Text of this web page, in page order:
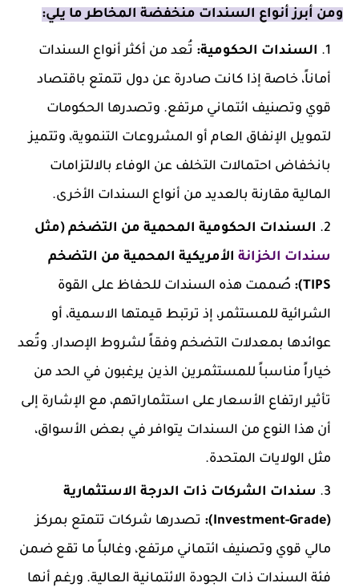
ومن أبرز أنواع السندات منخفضة المخاطر ما يلي:
السندات الحكومية: تُعد من أكثر أنواع السندات
أماناً، خاصة إذا كانت صادرة عن دول تتمتع باقتصاد
قوي وتصنيف ائتماني مرتفع. وتصدرها الحكومات
لتمويل الإنفاق العام أو المشروعات التنموية، وتتميز
بانخفاض احتمالات التخلف عن الوفاء بالالتزامات
المالية مقارنة بالعديد من أنواع السندات الأخرى.
السندات الحكومية المحمية من التضخم (مثل
سندات الخزانة الأمريكية المحمية من التضخم
TIPS):
صُممت هذه السندات للحفاظ على القوة
الشرائية للمستثمر، إذ ترتبط قيمتها الاسمية، أو
عوائدها بمعدلات التضخم وفقاً لشروط الإصدار. وتُعد
خياراً مناسباً للمستثمرين الذين يرغبون في الحد من
تأثير ارتفاع الأسعار على استثماراتهم، مع الإشارة إلى
أن هذا النوع من السندات يتوافر في بعض الأسواق،
مثل الولايات المتحدة.
سندات الشركات ذات الدرجة الاستثمارية
(Investment-Grade):
تصدرها شركات تتمتع بمركز
مالي قوي وتصنيف ائتماني مرتفع، وغالباً ما تقع ضمن
فئة السندات ذات الجودة الائتمانية العالية. ورغم أنها